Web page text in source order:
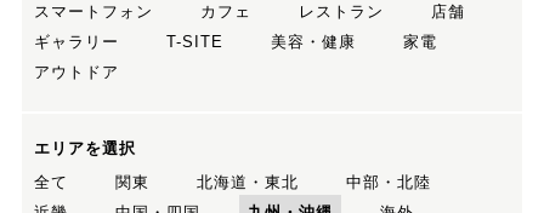
スマートフォン
カフェ レストラン
店舗
ギャラリー
T-SITE 美容・健康
家電
アウトドア
エリアを選択
全て
関東 北海道・東北
中部・北陸